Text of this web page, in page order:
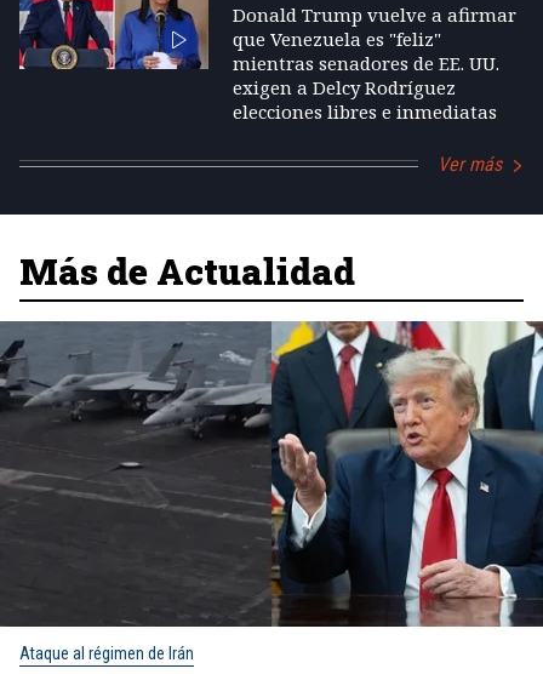
Donald Trump vuelve a afirmar
que Venezuela es "feliz"
mientras senadores de EE. UU.
exigen a Delcy Rodríguez
elecciones libres e inmediatas
Ver más
Más de Actualidad
Ataque al régimen de Irán